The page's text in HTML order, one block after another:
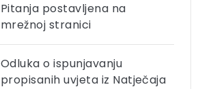
Pitanja postavljena na
mrežnoj stranici
Odluka o ispunjavanju
propisanih uvjeta iz Natječaja